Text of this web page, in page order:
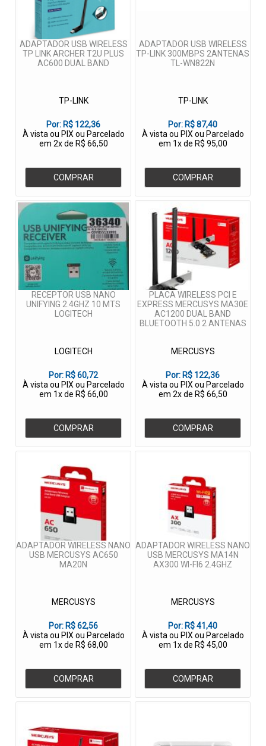
ADAPTADOR USB WIRELESS
TP LINK ARCHER T2U PLUS
AC600 DUAL BAND
TP-LINK
Por: R$ 122,36
À vista ou PIX ou Parcelado
em 2x de R$ 66,50
COMPRAR
ADAPTADOR USB WIRELESS
TP-LINK 300MBPS 2ANTENAS
TL-WN822N
TP-LINK
Por: R$ 87,40
À vista ou PIX ou Parcelado
em 1x de R$ 95,00
COMPRAR
RECEPTOR USB NANO
UNIFYING 2.4GHZ 10 MTS
LOGITECH
LOGITECH
Por: R$ 60,72
À vista ou PIX ou Parcelado
em 1x de R$ 66,00
COMPRAR
PLACA WIRELESS PCI E
EXPRESS MERCUSYS MA30E
AC1200 DUAL BAND
BLUETOOTH 5.0 2 ANTENAS
MERCUSYS
Por: R$ 122,36
À vista ou PIX ou Parcelado
em 2x de R$ 66,50
COMPRAR
ADAPTADOR WIRELESS NANO
USB MERCUSYS AC650
MA20N
MERCUSYS
Por: R$ 62,56
À vista ou PIX ou Parcelado
em 1x de R$ 68,00
COMPRAR
ADAPTADOR WIRELESS NANO
USB MERCUSYS MA14N
AX300 WI-FI6 2.4GHZ
MERCUSYS
Por: R$ 41,40
À vista ou PIX ou Parcelado
em 1x de R$ 45,00
COMPRAR